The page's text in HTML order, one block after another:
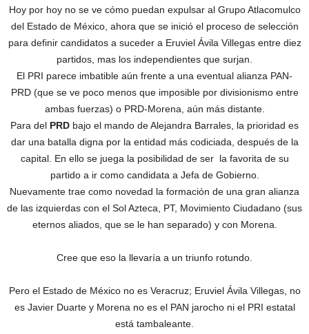
Hoy por hoy no se ve cómo puedan expulsar al Grupo Atlacomulco
del Estado de México, ahora que se inició el proceso de selección
para definir candidatos a suceder a Eruviel Ávila Villegas entre diez
partidos, mas los independientes que surjan.
El PRI parece imbatible aún frente a una eventual alianza PAN-
PRD (que se ve poco menos que imposible por divisionismo entre
ambas fuerzas) o PRD-Morena, aún más distante.
Para del PRD bajo el mando de Alejandra Barrales, la prioridad es
dar una batalla digna por la entidad más codiciada, después de la
capital. En ello se juega la posibilidad de ser la favorita de su
partido a ir como candidata a Jefa de Gobierno.
Nuevamente trae como novedad la formación de una gran alianza
de las izquierdas con el Sol Azteca, PT, Movimiento Ciudadano (sus
eternos aliados, que se le han separado) y con Morena.
Cree que eso la llevaría a un triunfo rotundo.
Pero el Estado de México no es Veracruz; Eruviel Ávila Villegas, no
es Javier Duarte y Morena no es el PAN jarocho ni el PRI estatal
está tambaleante.